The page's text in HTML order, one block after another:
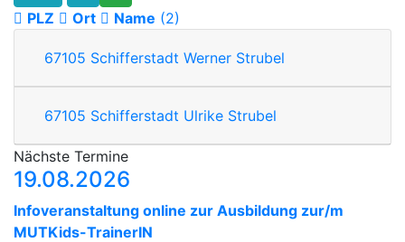
PLZ
Ort Name (2)
67105 Schifferstadt Werner Strubel
67105 Schifferstadt Ulrike Strubel
Nächste Termine
19.08.2026
Infoveranstaltung online zur Ausbildung zur/m
MUTKids-TrainerIN